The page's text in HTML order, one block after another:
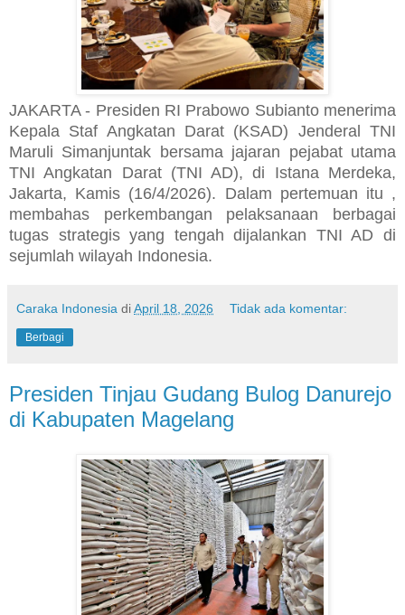
JAKARTA - Presiden RI Prabowo Subianto menerima
Kepala Staf Angkatan Darat (KSAD) Jenderal TNI
Maruli Simanjuntak bersama jajaran pejabat utama
TNI Angkatan Darat (TNI AD), di Istana Merdeka,
Jakarta, Kamis (16/4/2026). Dalam pertemuan itu ,
membahas perkembangan pelaksanaan berbagai
tugas strategis yang tengah dijalankan TNI AD di
sejumlah wilayah Indonesia.
Caraka Indonesia diApril 18, 2026 Tidak ada komentar:
Berbagi
Presiden Tinjau Gudang Bulog Danurejo
di Kabupaten Magelang